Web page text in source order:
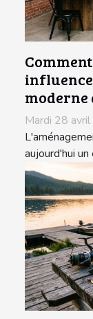
moderne
Mardi 28
aujourd'hui